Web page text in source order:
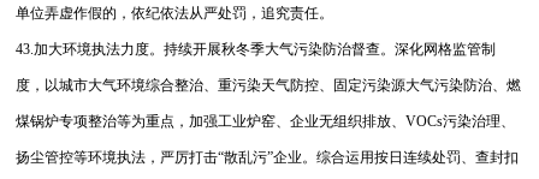
单位弄虚作假的，依纪依法从严处罚，追究责任。
43.加大环境执法力度。持续开展秋冬季大气污染防治督查。深化网格监管制
度，以城市大气环境综合整治、重污染天气防控、固定污染源大气污染防治、燃
煤锅炉专项整治等为重点，加强工业炉窑、企业无组织排放、VOCs污染治理、
扬尘管控等环境执法，严厉打击“散乱污”企业。综合运用按日连续处罚、查封扣